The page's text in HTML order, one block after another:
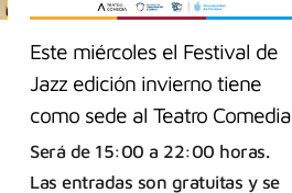
Este miércoles el Festival de
Jazz edición invierno tiene
como sede al Teatro Comedia
Será de 15:00 a 22:00 horas.
Las entradas son gratuitas y se